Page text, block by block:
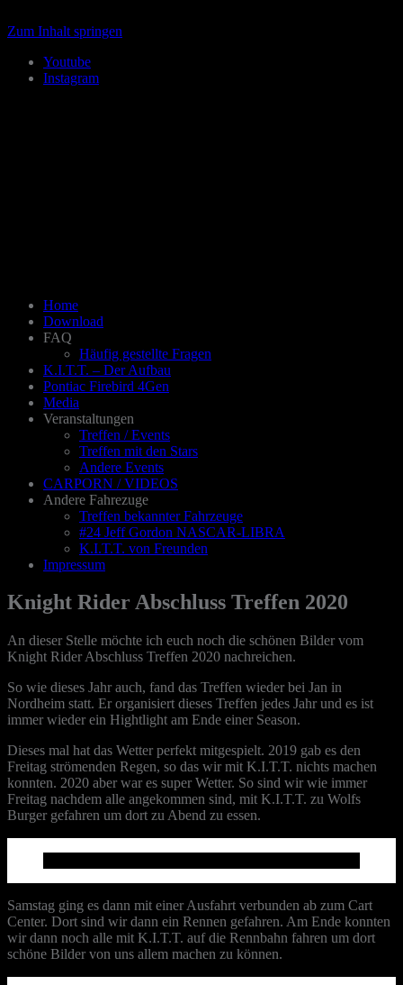
Zum Inhalt springen
Youtube
Instagram
Home
Download
FAQ
Häufig gestellte Fragen
K.I.T.T. – Der Aufbau
Pontiac Firebird 4Gen
Media
Veranstaltungen
Treffen / Events
Treffen mit den Stars
Andere Events
CARPORN / VIDEOS
Andere Fahrezuge
Treffen bekannter Fahrzeuge
#24 Jeff Gordon NASCAR-LIBRA
K.I.T.T. von Freunden
Impressum
Knight Rider Abschluss Treffen 2020
An dieser Stelle möchte ich euch noch die schönen Bilder vom
Knight Rider Abschluss Treffen 2020 nachreichen.
So wie dieses Jahr auch, fand das Treffen wieder bei Jan in
Nordheim statt. Er organisiert dieses Treffen jedes Jahr und es ist
immer wieder ein Hightlight am Ende einer Season.
Dieses mal hat das Wetter perfekt mitgespielt. 2019 gab es den
Freitag strömenden Regen, so das wir mit K.I.T.T. nichts machen
konnten. 2020 aber war es super Wetter. So sind wir wie immer
Freitag nachdem alle angekommen sind, mit K.I.T.T. zu Wolfs
Burger gefahren um dort zu Abend zu essen.
Samstag ging es dann mit einer Ausfahrt verbunden ab zum Cart
Center. Dort sind wir dann ein Rennen gefahren. Am Ende konnten
wir dann noch alle mit K.I.T.T. auf die Rennbahn fahren um dort
schöne Bilder von uns allem machen zu können.